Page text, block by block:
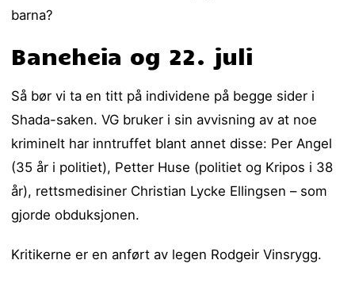
barna?
Baneheia og 22. juli
Så bør vi ta en titt på individene på begge sider i
Shada-saken. VG bruker i sin avvisning av at noe
kriminelt har inntruffet blant annet disse: Per Angel
(35 år i politiet), Petter Huse (politiet og Kripos i 38
år), rettsmedisiner Christian Lycke Ellingsen – som
gjorde obduksjonen.
Kritikerne er en anført av legen Rodgeir Vinsrygg.